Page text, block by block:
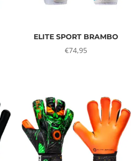
ELITE SPORT BRAMBO
€74,95